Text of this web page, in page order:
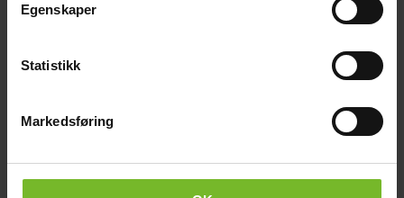
Egenskaper
Statistikk
Markedsføring
Klarnan joustavat maksutavat
Arvostelut
Kysymykset ja vastaukset